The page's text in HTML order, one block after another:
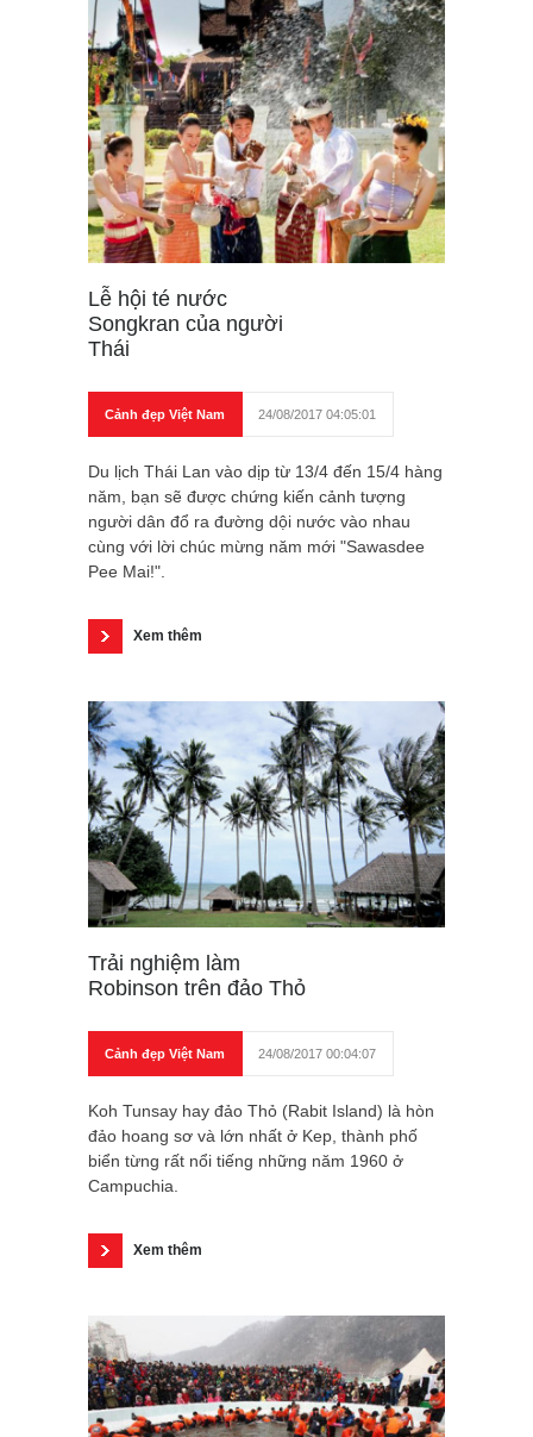
Lễ hội té nước
Songkran của người
Thái
Cảnh đẹp Việt Nam 24/08/2017 04:05:01
Du lịch Thái Lan vào dịp từ 13/4 đến 15/4 hàng
năm, bạn sẽ được chứng kiến cảnh tượng
người dân đổ ra đường dội nước vào nhau
cùng với lời chúc mừng năm mới "Sawasdee
Pee Mai!".
Xem thêm
Trải nghiệm làm
Robinson trên đảo Thỏ
Cảnh đẹp Việt Nam 24/08/2017 00:04:07
Koh Tunsay hay đảo Thỏ (Rabit Island) là hòn
đảo hoang sơ và lớn nhất ở Kep, thành phố
biển từng rất nổi tiếng những năm 1960 ở
Campuchia.
Xem thêm